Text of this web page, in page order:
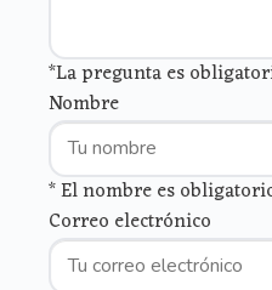
*La pregunta es
Nombre
* El nombre es
Correo electrónico